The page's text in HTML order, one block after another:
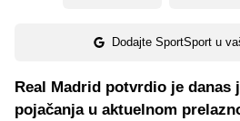
Dodajte SportSport u
Real Madrid potvrdio je danas
pojačanja u aktuelnom